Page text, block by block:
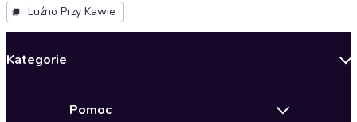
Luźno Przy Kawie
Kategorie
Pomoc